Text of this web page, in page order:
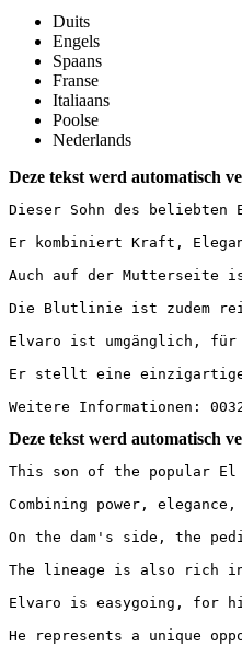
Duits
Engels
Spaans
Franse
Italiaans
Poolse
Nederlands
Deze tekst werd automatisch
Dieser Sohn des
Er kombiniert Kraft,
Auch auf der Mutterseite
Die Blutlinie ist zudem
Elvaro ist umgänglich, für
Er stellt eine einzigartige
Weitere Informationen:
Deze tekst werd automatisch
This son of the popular El
Combining power,
On the dam's side, the
The lineage is also rich in
Elvaro is easygoing, for
He represents a unique